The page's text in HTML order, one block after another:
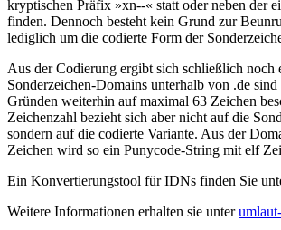
kryptischen Präfix »xn--« statt oder neben der
finden. Dennoch besteht kein Grund zur
lediglich um die codierte Form der
Aus der Codierung ergibt sich schließlich noch
Sonderzeichen-Domains unterhalb von .de sind
Gründen weiterhin auf maximal 63 Zeichen
Zeichenzahl bezieht sich aber nicht auf die
sondern auf die codierte Variante. Aus der
Zeichen wird so ein Punycode-String mit elf
Ein Konvertierungstool für IDNs finden Sie
Weitere Informationen erhalten sie unter